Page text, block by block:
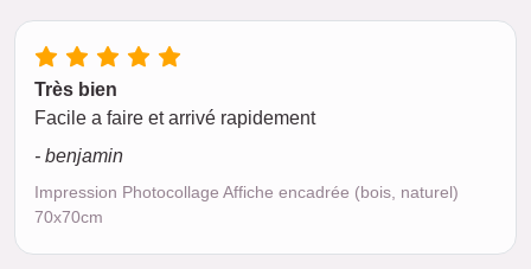
Très bien
Facile a faire et arrivé rapidement
- benjamin
Impression Photocollage Affiche encadrée (bois, naturel)
70x70cm